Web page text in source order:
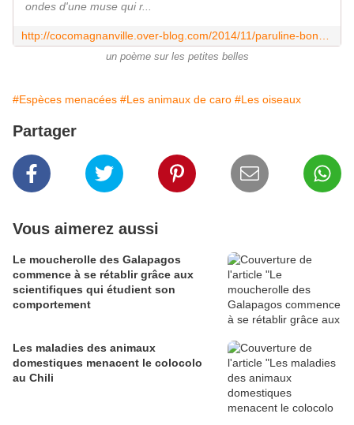
ondes d'une muse qui r...
un poème sur les petites belles
#Espèces menacées #Les animaux de caro #Les oiseaux
Partager
Vous aimerez aussi
Le moucherolle des Galapagos
commence à se rétablir grâce aux
scientifiques qui étudient son
comportement
Les maladies des animaux
domestiques menacent le colocolo
au Chili